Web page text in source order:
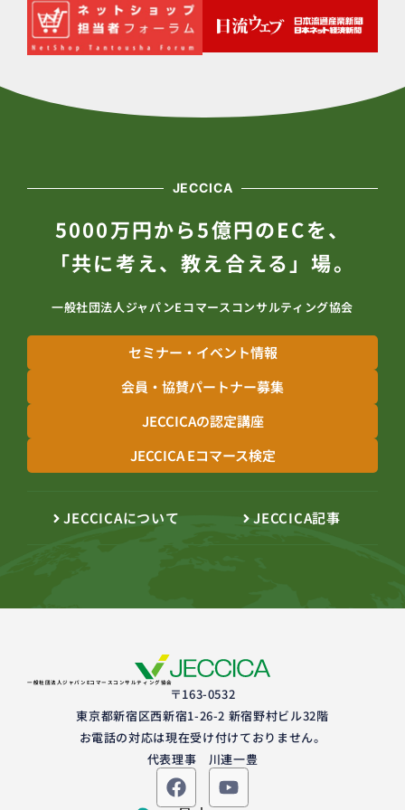
JECCICA
5000万円から5億円のECを、
「共に考え、教え合える」場。
一般社団法人ジャパンEコマースコンサルティング協会
セミナー・イベント情報
会員・協賛パートナー募集
JECCICAの認定講座
JECCICA Eコマース検定
JECCICAについて JECCICA記事
一般社団法人ジャパンEコマースコンサルティング協会
〒163-0532
東京都新宿区西新宿1-26-2 新宿野村ビル32階
お電話の対応は現在受け付けておりません。
代表理事 川連一豊